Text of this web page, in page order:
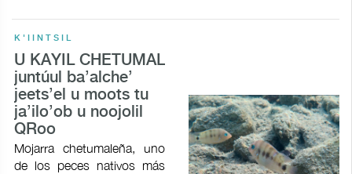
K'IINTSIL
U KAYIL CHETUMAL
juntúul ba’alche’
jeets’el u moots tu
ja’ilo’ob u noojolil
QRoo
Mojarra chetumaleña, uno
de los peces nativos más